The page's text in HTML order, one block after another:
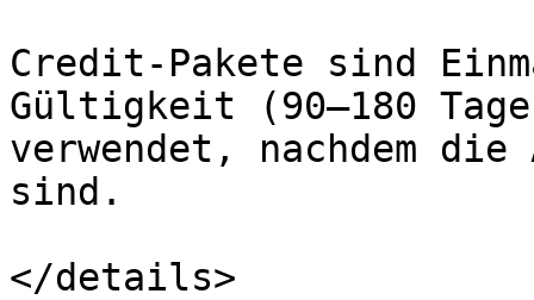
Credit-Pakete sind
Gültigkeit (90–180
verwendet, nachdem
sind.
</details>